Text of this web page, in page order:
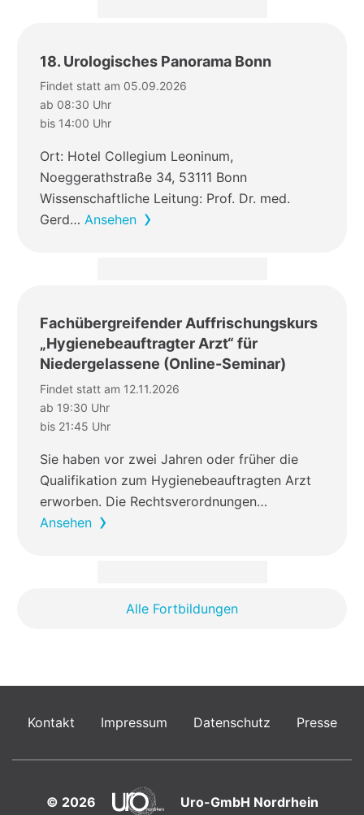
18. Urologisches Panorama Bonn
Findet statt am 05.09.2026
ab 08:30 Uhr
bis 14:00 Uhr
Ort: Hotel Collegium Leoninum,
Noeggerathstraße 34, 53111 Bonn
Wissenschaftliche Leitung: Prof. Dr. med.
Gerd… Ansehen
Fachübergreifender Auffrischungskurs
„Hygienebeauftragter Arzt“ für
Niedergelassene (Online-Seminar)
Findet statt am 12.11.2026
ab 19:30 Uhr
bis 21:45 Uhr
Sie haben vor zwei Jahren oder früher die
Qualifikation zum Hygienebeauftragten Arzt
erworben. Die Rechtsverordnungen…
Ansehen
Alle Fortbildungen
© 2026 Uro-GmbH Nordrhein
Kontakt Impressum Datenschutz Presse